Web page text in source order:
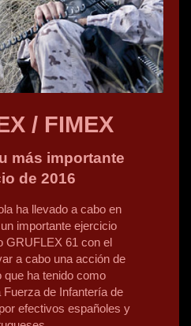
/ FIMEX
más importante
de 2016
ha llevado a cabo en
importante ejercicio
GRUFLEX 61 con el
a cabo una acción de
que ha tenido como
Fuerza de Infantería de
efectivos españoles y